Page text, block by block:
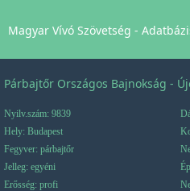
Magyar Vívó Szövetség -
Párbajtőr Országos Bajnokság -
Nyilv.szám: 9839
Hely: Budapest
Fegyver: párbajtőr
Jelleg: egyéni
Erősség: profi